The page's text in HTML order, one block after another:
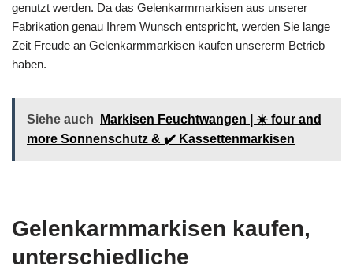
genutzt werden. Da das Gelenkarmmarkisen aus unserer
Fabrikation genau Ihrem Wunsch entspricht, werden Sie lange
Zeit Freude an Gelenkarmmarkisen kaufen unsererm Betrieb
haben.
Siehe auch
Markisen Feuchtwangen | ☀️ four and
more Sonnenschutz & ✔️ Kassettenmarkisen
Gelenkarmmarkisen kaufen,
unterschiedliche